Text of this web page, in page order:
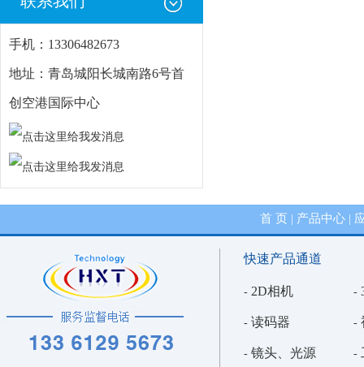
手机：13306482673
地址：青岛城阳长城南路6号首
创空港国际中心
首 页 产品中心|
快速产品通道
- 2D相机 -
- 读码器 -
- 镜头、光源 -